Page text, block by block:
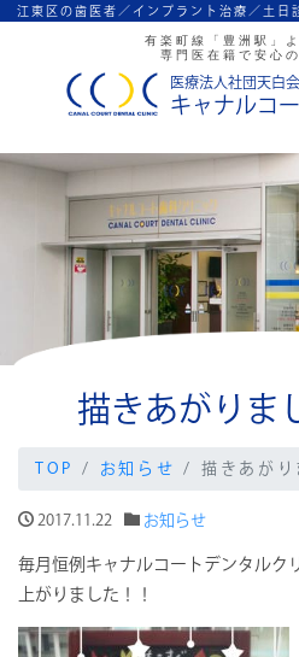
江東区の歯医者／インプラント治療／ 土日
有楽町線「豊洲駅」
専門医在籍で安心
医療法人社団天白会
キャナルコ
描きあがりま
TOP お知らせ 描きあが
2017.11.22 お知らせ
毎月恒例キャナルコートデンタルク
上がりました！！